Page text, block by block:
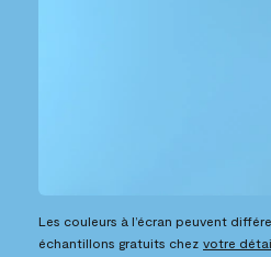
Les couleurs à l’écran peuvent
échantillons gratuits chez votre